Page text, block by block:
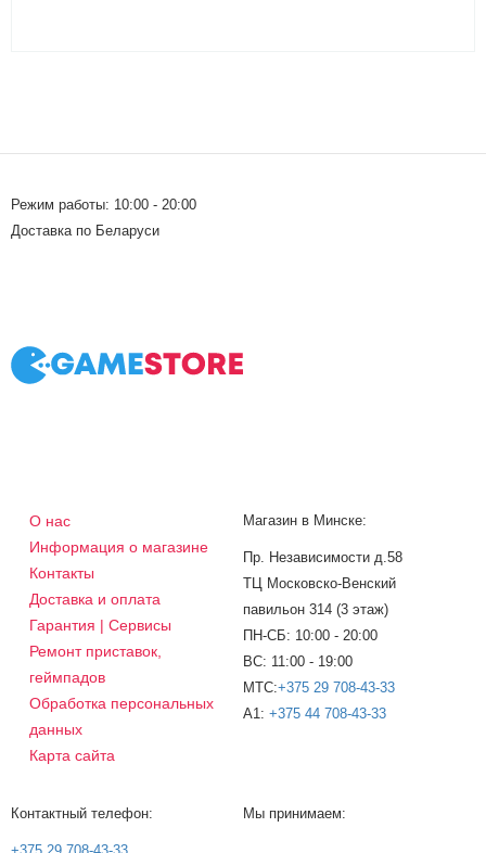
Режим работы: 10:00 - 20:00
Доставка по Беларуси
О нас
Информация о магазине
Контакты
Доставка и оплата
Гарантия | Сервисы
Ремонт приставок,
геймпадов
Обработка персональных
данных
Карта сайта
Магазин в Минске:
Пр. Независимости д.58
ТЦ Московско-Венский
павильон 314 (3 этаж)
ПН-СБ: 10:00 - 20:00
ВС: 11:00 - 19:00
МТС:+375 29 708-43-33
A1: +375 44 708-43-33
Контактный телефон: Мы принимаем: